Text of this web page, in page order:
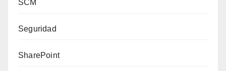
SCM
Seguridad
SharePoint